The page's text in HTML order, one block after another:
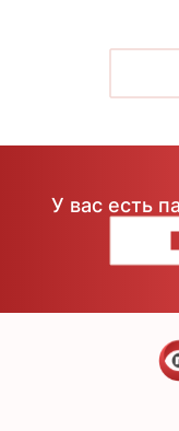
У вас есть